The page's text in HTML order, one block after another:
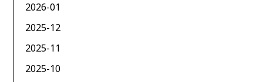
2026-01
2025-12
2025-11
2025-10